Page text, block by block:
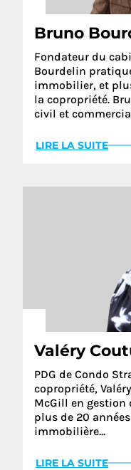
Bruno
Fondateur du
Bourdelin
immobilier, et
la copropriété.
civil et
LIRE LA SUITE
Valéry
PDG de Condo
copropriété,
McGill en gestion
plus de 20
immobilière...
LIRE LA SUITE